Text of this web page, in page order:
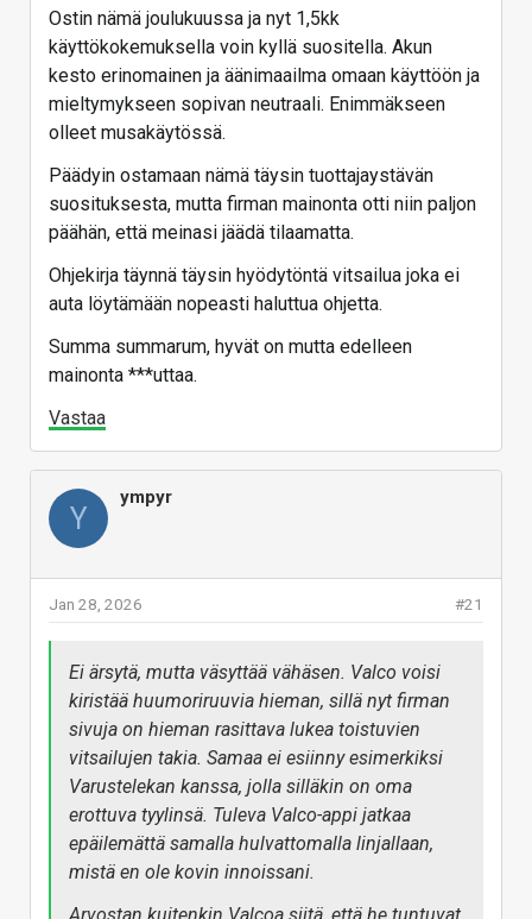
Ostin nämä joulukuussa ja nyt 1,5kk
käyttökokemuksella voin kyllä suositella. Akun
kesto erinomainen ja äänimaailma omaan käyttöön ja
mieltymykseen sopivan neutraali. Enimmäkseen
olleet musakäytössä.
Päädyin ostamaan nämä täysin tuottajaystävän
suosituksesta, mutta firman mainonta otti niin paljon
päähän, että meinasi jäädä tilaamatta.
Ohjekirja täynnä täysin hyödytöntä vitsailua joka ei
auta löytämään nopeasti haluttua ohjetta.
Summa summarum, hyvät on mutta edelleen
mainonta ***uttaa.
Vastaa
Y
ympyr
#21
Jan 28, 2026
Ei ärsytä, mutta väsyttää vähäsen. Valco voisi
kiristää huumoriruuvia hieman, sillä nyt firman
sivuja on hieman rasittava lukea toistuvien
vitsailujen takia. Samaa ei esiinny esimerkiksi
Varustelekan kanssa, jolla silläkin on oma
erottuva tyylinsä. Tuleva Valco-appi jatkaa
epäilemättä samalla hulvattomalla linjallaan,
mistä en ole kovin innoissani.